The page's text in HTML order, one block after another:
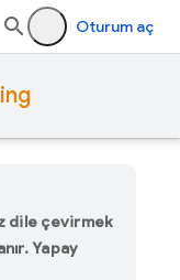
Oturum aç
dile çevirmek
Yapay